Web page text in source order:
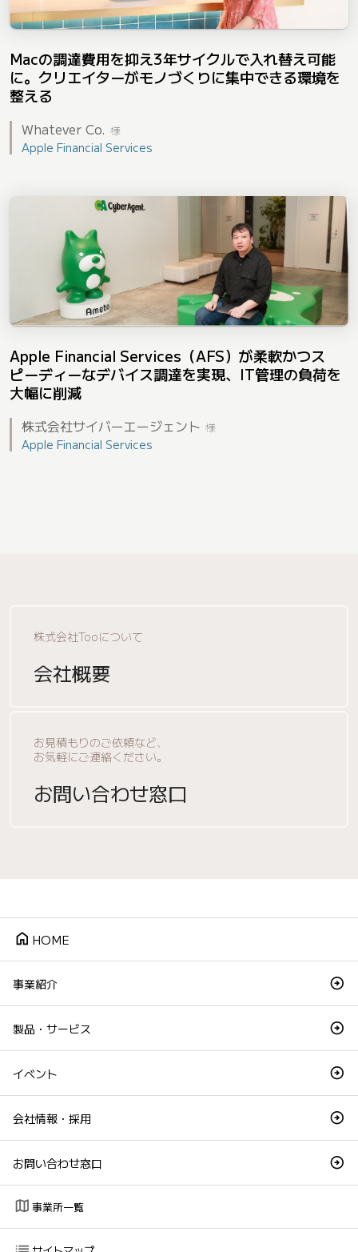
Macの調達費用を抑え3年サイクルで入れ替え可能
に。クリエイターがモノづくりに集中できる環境を
整える
Whatever Co. 様
Apple Financial Services
Apple Financial Services（AFS）が柔軟かつス
ピーディーなデバイス調達を実現、IT管理の負荷を
大幅に削減
株式会社サイバーエージェント 様
Apple Financial Services
株式会社Tooについて
会社概要
お見積もりのご依頼など、
お気軽にご連絡ください。
お問い合わせ窓口
home HOME
事業紹介
製品・サービス
イベント
会社情報・採用
お問い合わせ窓口
map 事業所一覧